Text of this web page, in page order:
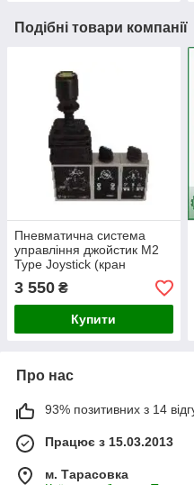
Подібні товари компанії
Пневматична система
управління джойстик M2
Type Joystick (кран
підйому кузова) Hipomak
3 550 ₴
Купити
Про нас
93% позитивних з 14
Працює з 15.03.2013
м. Тарасовка